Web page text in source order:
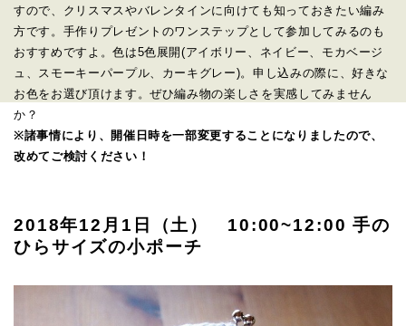
すので、クリスマスやバレンタインに向けても知っておきたい編み
方です。手作りプレゼントのワンステップとして参加してみるのも
おすすめですよ。色は5色展開(アイボリー、ネイビー、モカベージ
ュ、スモーキーパープル、カーキグレー)。申し込みの際に、好きな
お色をお選び頂けます。ぜひ編み物の楽しさを実感してみません
か？
※諸事情により、開催日時を一部変更することになりましたので、
改めてご検討ください！
2018年12月1日（土） 10:00~12:00 手の
ひらサイズの小ポーチ